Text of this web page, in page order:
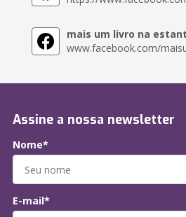
mais um livro na
www.facebook.com/
Assine a nossa newsletter
Nome*
E-mail*